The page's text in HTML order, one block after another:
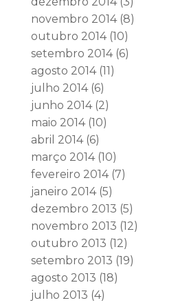
novembro 2014(8)
outubro 2014(10)
setembro 2014(6)
agosto 2014(11)
julho 2014(6)
junho 2014(2)
maio 2014(10)
abril 2014(6)
março 2014(10)
fevereiro 2014(7)
janeiro 2014(5)
dezembro 2013 (5)
novembro 2013 (12)
outubro 2013 (12)
setembro 2013 (19)
agosto 2013 (18)
julho 2013 (4)